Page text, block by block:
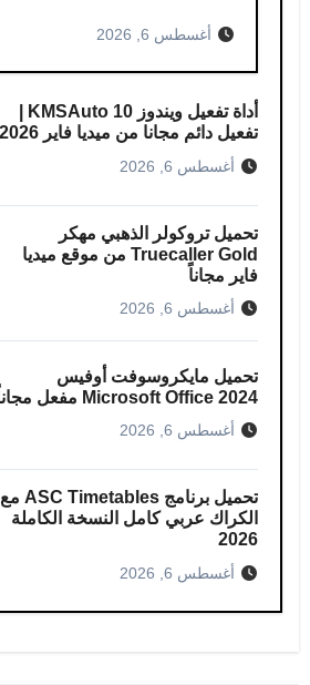
أغسطس 6, 2026
تفعيل دائم مجانا من ميديا فاير 2026
أغسطس 6, 2026
تحميل تروكولر الذهبي مهكر
Truecaller Gold من موقع ميديا
فاير مجاناً
أغسطس 6, 2026
تحميل مايكروسوفت أوفيس
Microsoft Office 2024 مفعل مجاناً
أغسطس 6, 2026
تحميل برنامج ASC Timetables مع
الكراك عربي​ كامل النسخة الكاملة
2026
أغسطس 6, 2026